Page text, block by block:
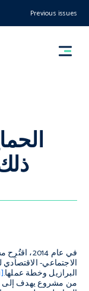
Previous issues
في عام
الاجتماعي-
البرازيل وخطة عملها.
من مشروع يهدف إلى